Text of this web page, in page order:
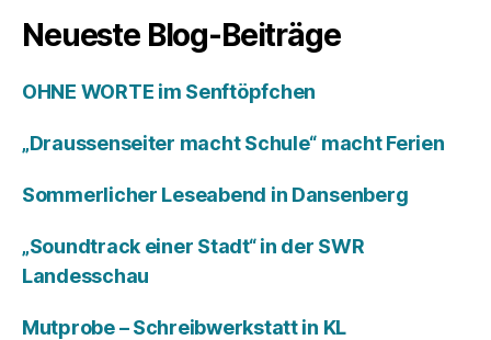
Neueste Blog-Beiträge
OHNE WORTE im Senftöpfchen
„Draussenseiter macht Schule“ macht Ferien
Sommerlicher Leseabend in Dansenberg
„Soundtrack einer Stadt“ in der SWR
Landesschau
Mutprobe – Schreibwerkstatt in KL